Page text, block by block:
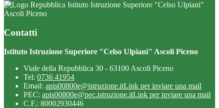
Istituto Istruzione Superiore "Celso Ulpiani"
Ascoli Piceno
Contatti
Istituto Istruzione Superiore "Celso Ulpiani" Ascoli Piceno
Viale della Repubblica 30 - 63100 Ascoli Piceno
Tel: 0736 41954
Email: apis00800e@istruzione.itLink per inviare una mail
PEC: apis00800e@pec.istruzione.itLink per inviare una mail
C.F.: 80002930446